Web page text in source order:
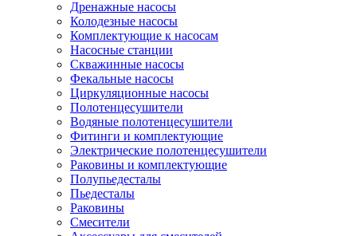
Дренажные насосы
Колодезные насосы
Комплектующие к насосам
Насосные станции
Скважинные насосы
Фекальные насосы
Циркуляционные насосы
Полотенцесушители
Водяные полотенцесушители
Фитинги и комплектующие
Электрические полотенцесушители
Раковины и комплектующие
Полупьедесталы
Пьедесталы
Раковины
Смесители